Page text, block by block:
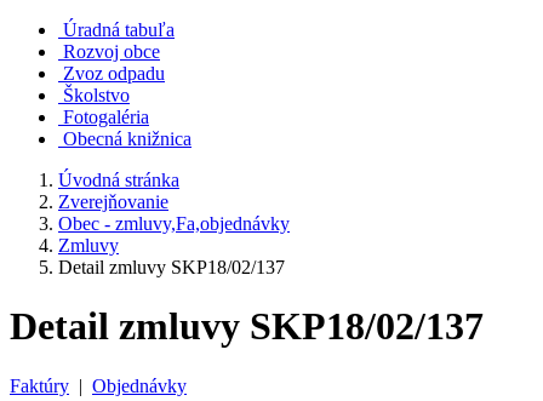
Úradná tabuľa
Rozvoj obce
Zvoz odpadu
Školstvo
Fotogaléria
Obecná knižnica
Úvodná stránka
Zverejňovanie
Obec - zmluvy,Fa,objednávky
Zmluvy
Detail zmluvy SKP18/02/137
Detail zmluvy SKP18/02/137
Faktúry | Objednávky